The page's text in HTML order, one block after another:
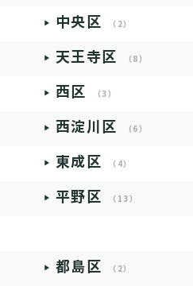
中央区 （2）
天王寺区 （8）
西区 （3）
西淀川区 （6）
東成区 （4）
平野区 （13）
都島区 （2）